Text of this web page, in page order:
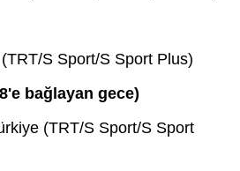
S Sport/S Sport Plus)
bağlayan gece)
(TRT/S Sport/S Sport